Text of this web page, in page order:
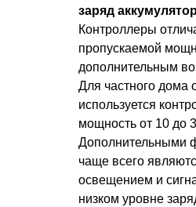
заряд
Контроллеры
пропускаемой
дополнительным
Для частного дома
используется
мощность от 10 до
Дополнительными
чаще всего
освещением и
низком уровне